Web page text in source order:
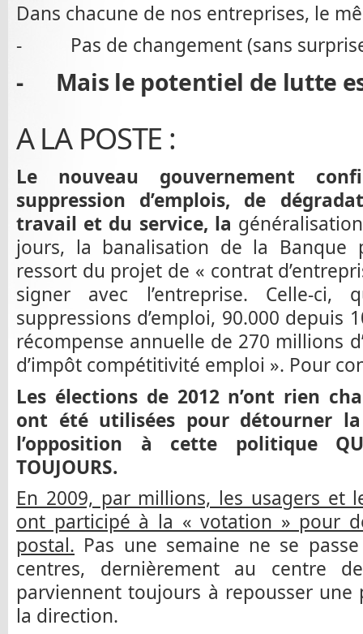
Dans chacune de nos entreprises, le
- Pas de changement (sans
- Mais le potentiel de lutte
A LA POSTE :
Le nouveau gouvernement
suppression d’emplois, de
travail et du service, la
jours, la banalisation de la Banque
ressort du projet de « contrat
signer avec l’entreprise. Celle-
suppressions d’emploi, 90.000 depuis
récompense annuelle de 270 millions
d’impôt compétitivité emploi ». Pour
Les élections de 2012 n’ont rien
ont été utilisées pour détourner
l’opposition à cette politique
TOUJOURS.
En 2009, par millions, les usagers et
ont participé à la « votation » pour
postal. Pas une semaine ne se
centres, dernièrement au centre
parviennent toujours à repousser
la direction.